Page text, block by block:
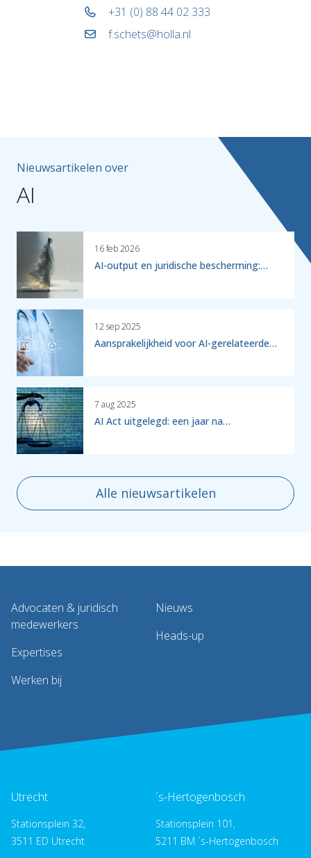
+31 (0) 88 44 02 333
f.schets@holla.nl
Nieuwsartikelen over
AI
16 feb 2026
AI-output en juridische bescherming:…
12 sep 2025
Aansprakelijkheid voor AI-gerelateerde…
7 aug 2025
AI Act uitgelegd: een jaar na…
Alle nieuwsartikelen
Advocaten & juridisch
medewerkers
Expertises
Werken bij
Nieuws
Heads-up
Utrecht
Stationsplein 32,
3511 ED Utrecht
´s-Hertogenbosch
Stationsplein 101,
5211 BM ´s-Hertogenbosch